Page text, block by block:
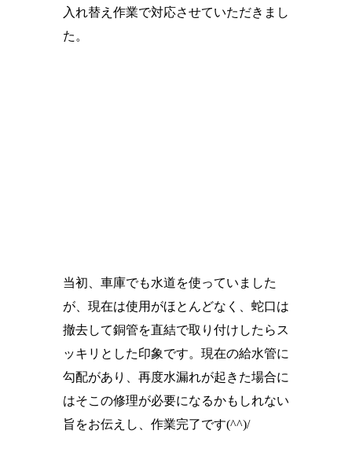
入れ替え作業で対応させていただきまし
た。
当初、車庫でも水道を使っていました
が、現在は使用がほとんどなく、蛇口は
撤去して銅管を直結で取り付けしたらス
ッキリとした印象です。現在の給水管に
勾配があり、再度水漏れが起きた場合に
はそこの修理が必要になるかもしれない
旨をお伝えし、作業完了です(^^)/